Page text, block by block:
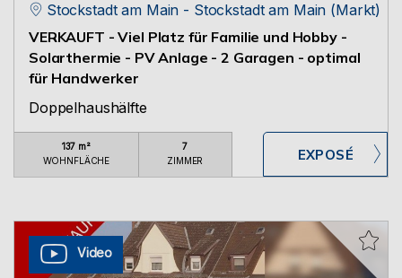
Stockstadt am Main - Stockstadt am Main (Markt)
VERKAUFT - Viel Platz für Familie und Hobby -
Solarthermie - PV Anlage - 2 Garagen - optimal
für Handwerker
Doppelhaushälfte
137 m²
WOHNFLÄCHE
7
ZIMMER
Video